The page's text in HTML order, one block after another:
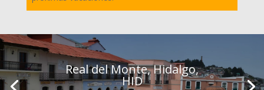
Real del Monte, Hidalgo,
HID